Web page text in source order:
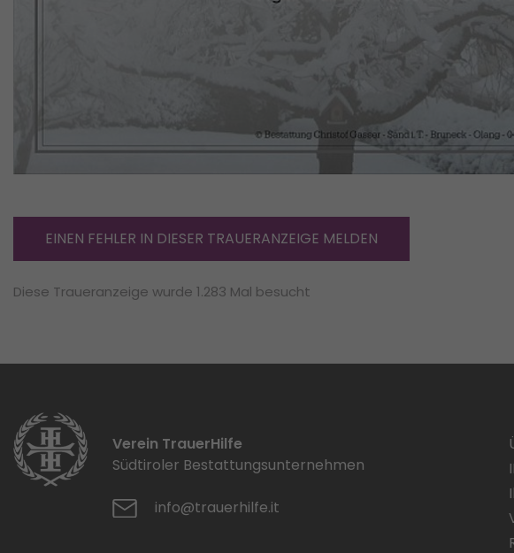
EINEN FEHLER IN DIESER TRAUERANZEIGE MELDEN
Diese Traueranzeige wurde 1.283 Mal besucht
Verein TrauerHilfe
Südtiroler Bestattungsunternehmen
info@trauerhilfe.it